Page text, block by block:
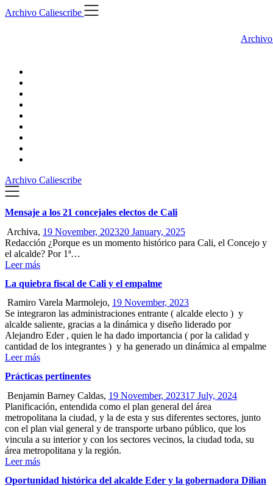
Skip
to
Archivo Caliescribe
Archivo Caliescribe
Mensaje a los 21 concejales electos de Cali
Archiva, 19 November, 202320 January, 2025
Redacción ¿Porque es un momento histórico para Cali, el Concejo y
el alcalde? Por 1ª…
Leer más
La quiebra fiscal de Cali y el empalme
Ramiro Varela Marmolejo, 19 November, 2023
Se integraron las administraciones entrante ( alcalde electo ) y
alcalde saliente, gracias a la dinámica y diseño liderado por
Alejandro Eder , quien le ha dado importancia ( por la calidad y
cantidad de los integrantes ) y ha generado un dinámica al empalme
Leer más
Prácticas pertinentes
Benjamin Barney Caldas, 19 November, 202317 July, 2024
Planificación, entendida como el plan general del área
metropolitana la ciudad, y la de esta y sus diferentes sectores, junto
con el plan vial general y de transporte urbano público, que los
vincula a su interior y con los sectores vecinos, la ciudad toda, su
área metropolitana y la región.
Leer más
Oportunidad histórica del alcalde Eder y la gobernadora Dilian